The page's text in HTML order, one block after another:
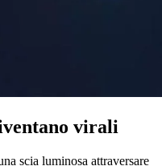
virali
scia luminosa attraversare